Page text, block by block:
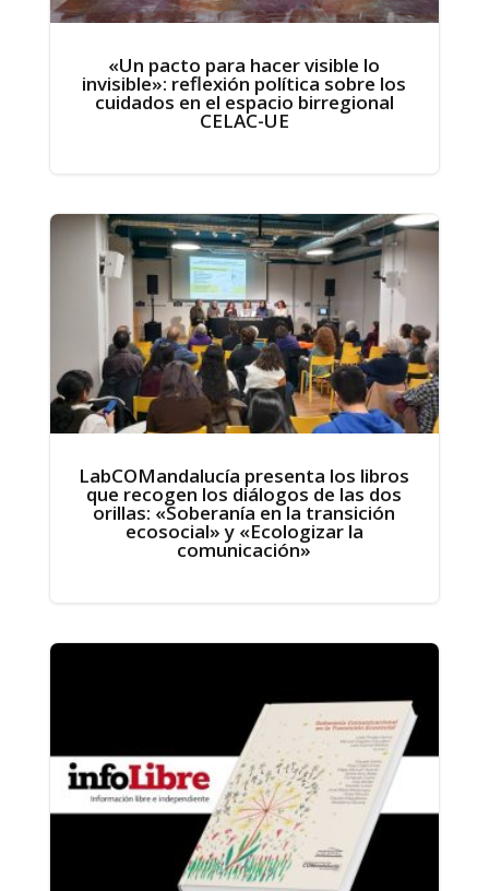
«Un pacto para hacer visible lo
invisible»: reflexión política sobre los
cuidados en el espacio birregional
CELAC-UE
LabCOMandalucía presenta los libros
que recogen los diálogos de las dos
orillas: «Soberanía en la transición
ecosocial» y «Ecologizar la
comunicación»